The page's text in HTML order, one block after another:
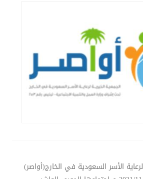
الأسر السعودية في الخارج(أواصر)